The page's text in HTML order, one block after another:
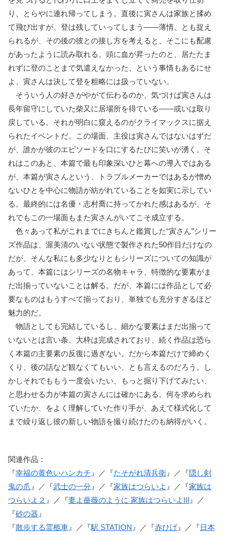
り、とらやに連れ帰ってしまう。直後に寅さんは家族と揉め
て飛び出すが、登は残していってしまう――薄情、とも捉え
られるが、その後の彼との接し方を考えると、そこにも配慮
があったように読み取れる。頭に血が昇ったのと、居たたま
れずに登のことまで気遣えなかった、という事情もあるにせ
よ、寅さんは決して登を粗略には扱っていない。
そういう人の好さがやがて伝わるのか、気づけば寅さんは
長年留守にしていた柴又に居場所を得ている――或いは取り
戻している。それが明白に窺えるのがクライマックスに据え
られたイベントだ。この場面、主役は寅さんではないはずだ
が、誰かが彼のエピソードを口にするたびに笑いが湧く。そ
れはこのあと、本篇で最も印象深いひと幕への導入ではある
が、本篇が寅さんという、トラブルメーカーではあるが憎め
ないひとを中心に物語が紡がれていることを如実に示してい
る。最終的には名優・志村喬に持ってかれた感はあるが、そ
れでもこの一場面もまた寅さんがいてこそ成立する。
色々あって私がこれまでにきちんと鑑賞した“寅さん”シリー
ズ作品は、渥美清のいない状態で製作された50作目だけなの
だが、そんな私にも多少なりともシリーズについての知識が
あって、本篇にはシリーズの名物キャラ、特徴的な要素がま
だ出揃っていないことは解る。だが、本篇には作品として必
要なものはもうすべて揃っており、単独でも充分すぎるほど
魅力的だ。
物語としても完結しているし、細かな要素はまだ出揃って
いないとは言い条、大枠は完成されており、続く作品は恐ら
く本篇の主要素の反復に過ぎない。だから本篇だけで締めく
くり、後の話など観なくてもいい、とも言えるのだろう。し
かしそれでももう一度会いたい、もっと掘り下げてみたい、
と思わせる力が本篇の寅さんには確かにある。何を求められ
ていたか、をよく理解していた作り手が、あえて様式化して
まで繰り返し彼の新しい物語を撮り続けたのも納得がいく。
関連作品：
『幸福の黄色いハンカチ 』／『たそがれ清兵衛 』／『隠し剣
鬼の爪 』／『武士の一分 』／『家族はつらいよ 』／『家族は
つらいよ２ 』／『妻よ薔薇のように 家族はつらいよIII 』／
『砂の器 』
『散歩する霊柩車 』／『駅 STATION 』／『赤ひげ 』／『日本